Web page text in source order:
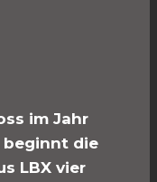
im Jahr
beginnt die
LBX vier